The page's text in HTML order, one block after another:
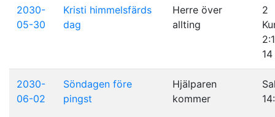
2030-
05-30
Kristi himmelsfärds
dag
Herre över
allting
2
14
2030-
06-02
Söndagen före
pingst
Hjälparen
kommer